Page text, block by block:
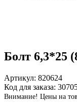
Болт 6,3*25
Артикул: 820624
Код для заказа:
Внимание! Цены на